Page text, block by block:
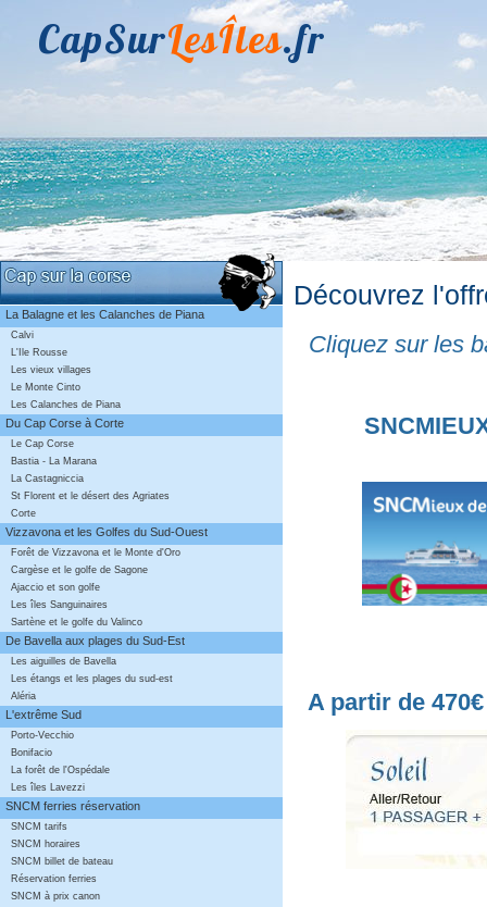
CapSurLesÎles.fr
La Balagne et les Calanches de Piana
Calvi
L'Ile Rousse
Les vieux villages
Le Monte Cinto
Les Calanches de Piana
Du Cap Corse à Corte
Le Cap Corse
Bastia - La Marana
La Castagniccia
St Florent et le désert des Agriates
Corte
Vizzavona et les Golfes du Sud-Ouest
Forêt de Vizzavona et le Monte d'Oro
Cargèse et le golfe de Sagone
Ajaccio et son golfe
Les îles Sanguinaires
Sartène et le golfe du Valinco
De Bavella aux plages du Sud-Est
Les aiguilles de Bavella
Les étangs et les plages du sud-est
Aléria
L'extrême Sud
Porto-Vecchio
Bonifacio
La forêt de l'Ospédale
Les îles Lavezzi
SNCM ferries réservation
SNCM tarifs
SNCM horaires
SNCM billet de bateau
Réservation ferries
SNCM à prix canon
Découvrez
Cliquez sur les
A partir de